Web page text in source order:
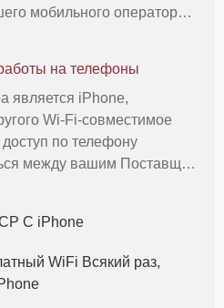
мобильного оператора.
п
на телефоны
является iPhone,
Wi-Fi-совместимое
по телефону
между вашим Поставщик
дан
С iPhone
WiFi Всякий раз,